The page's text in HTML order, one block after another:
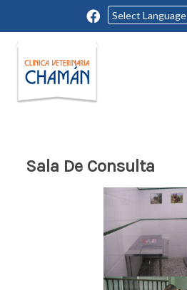
Select Language
Sala De Consulta